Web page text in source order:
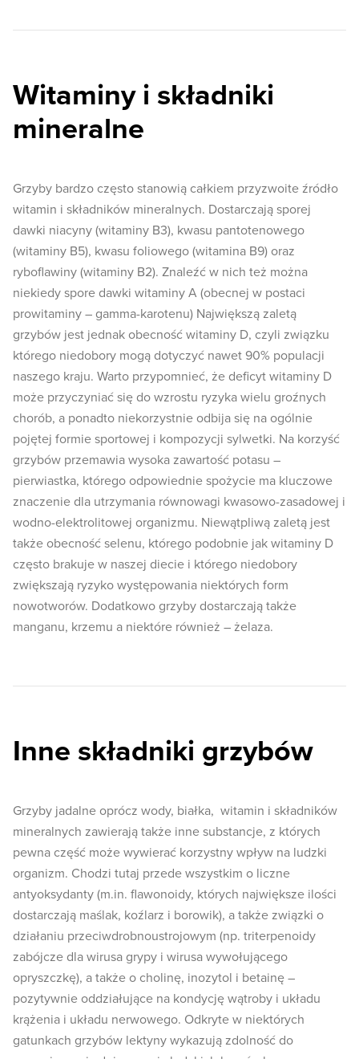
Witaminy i składniki
mineralne
Grzyby bardzo często stanowią całkiem przyzwoite źródło
witamin i składników mineralnych. Dostarczają sporej
dawki niacyny (witaminy B3), kwasu pantotenowego
(witaminy B5), kwasu foliowego (witamina B9) oraz
ryboflawiny (witaminy B2). Znaleźć w nich też można
niekiedy spore dawki witaminy A (obecnej w postaci
prowitaminy – gamma-karotenu) Największą zaletą
grzybów jest jednak obecność witaminy D, czyli związku
którego niedobory mogą dotyczyć nawet 90% populacji
naszego kraju. Warto przypomnieć, że deficyt witaminy D
może przyczyniać się do wzrostu ryzyka wielu groźnych
chorób, a ponadto niekorzystnie odbija się na ogólnie
pojętej formie sportowej i kompozycji sylwetki. Na korzyść
grzybów przemawia wysoka zawartość potasu –
pierwiastka, którego odpowiednie spożycie ma kluczowe
znaczenie dla utrzymania równowagi kwasowo-zasadowej i
wodno-elektrolitowej organizmu. Niewątpliwą zaletą jest
także obecność selenu, którego podobnie jak witaminy D
często brakuje w naszej diecie i którego niedobory
zwiększają ryzyko występowania niektórych form
nowotworów. Dodatkowo grzyby dostarczają także
manganu, krzemu a niektóre również – żelaza.
Inne składniki grzybów
Grzyby jadalne oprócz wody, białka, witamin i składników
mineralnych zawierają także inne substancje, z których
pewna część może wywierać korzystny wpływ na ludzki
organizm. Chodzi tutaj przede wszystkim o liczne
antyoksydanty (m.in. flawonoidy, których największe ilości
dostarczają maślak, koźlarz i borowik), a także związki o
działaniu przeciwdrobnoustrojowym (np. triterpenoidy
zabójcze dla wirusa grypy i wirusa wywołującego
opryszczkę), a także o cholinę, inozytol i betainę –
pozytywnie oddziałujące na kondycję wątroby i układu
krążenia i układu nerwowego. Odkryte w niektórych
gatunkach grzybów lektyny wykazują zdolność do